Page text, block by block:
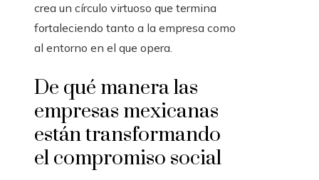
crea un círculo virtuoso que termina
fortaleciendo tanto a la empresa como
al entorno en el que opera.
De qué manera las
empresas mexicanas
están transformando
el compromiso social